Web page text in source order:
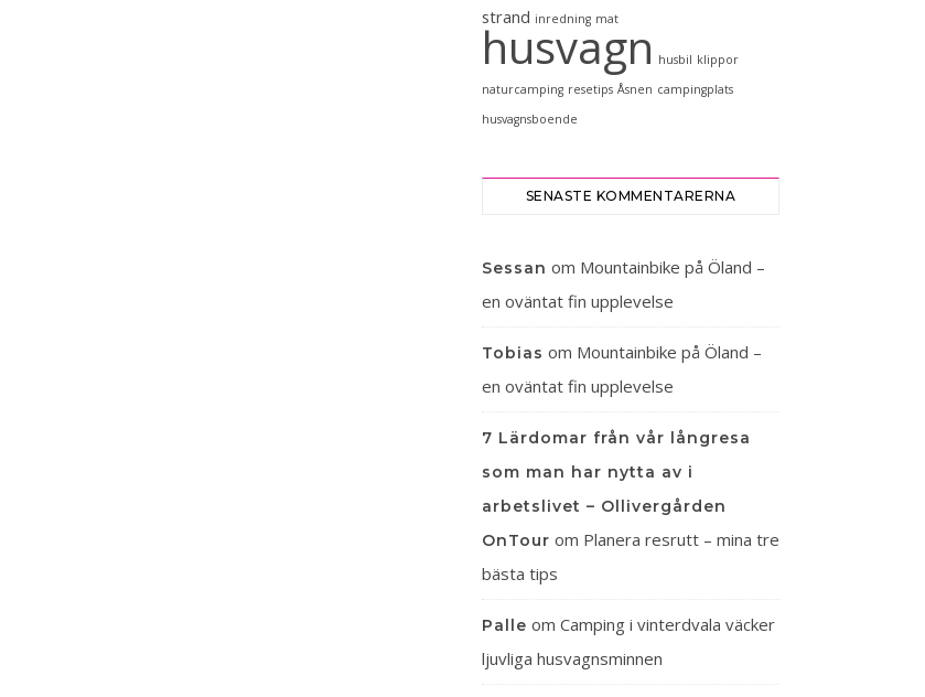
strand inredning mat
husvagn husbil klippor
naturcamping resetips Åsnen campingplats
husvagnsboende
SENASTE KOMMENTARERNA
Sessan om Mountainbike på Öland –
en oväntat fin upplevelse
Tobias om Mountainbike på Öland –
en oväntat fin upplevelse
7 Lärdomar från vår långresa
som man har nytta av i
arbetslivet – Ollivergården
OnTour om Planera resrutt – mina tre
bästa tips
Palle om Camping i vinterdvala väcker
ljuvliga husvagnsminnen